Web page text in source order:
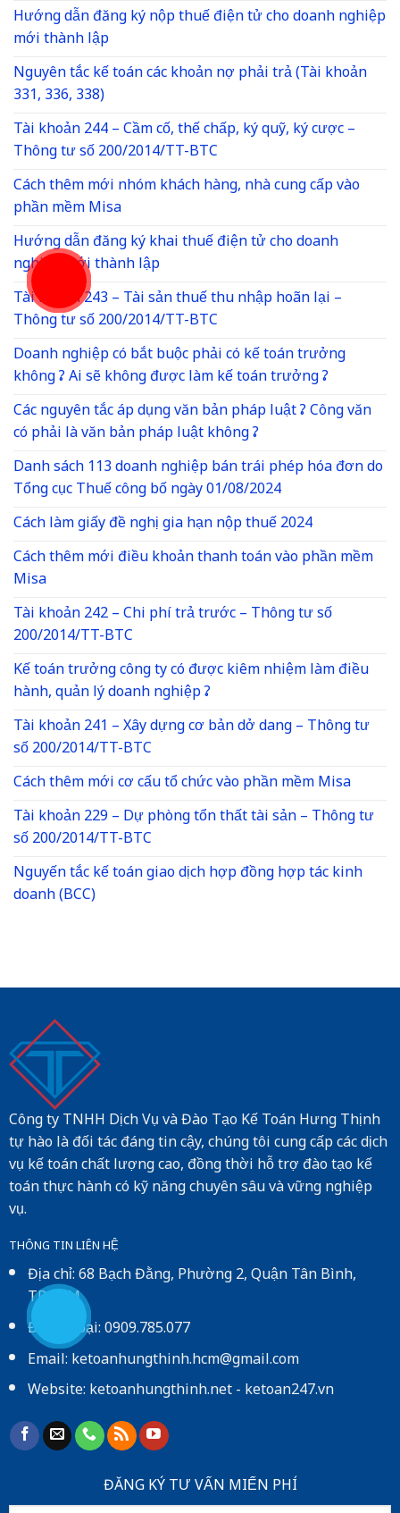
Hướng dẫn đăng ký nộp thuế điện tử cho doanh nghiệp
mới thành lập
Nguyên tắc kế toán các khoản nợ phải trả (Tài khoản
331, 336, 338)
Tài khoản 244 – Cầm cố, thế chấp, ký quỹ, ký cược –
Thông tư số 200/2014/TT-BTC
Cách thêm mới nhóm khách hàng, nhà cung cấp vào
phần mềm Misa
Hướng dẫn đăng ký khai thuế điện tử cho doanh
nghiệp mới thành lập
Tài khoản 243 – Tài sản thuế thu nhập hoãn lại –
Thông tư số 200/2014/TT-BTC
Doanh nghiệp có bắt buộc phải có kế toán trưởng
không ? Ai sẽ không được làm kế toán trưởng ?
Các nguyên tắc áp dụng văn bản pháp luật ? Công văn
có phải là văn bản pháp luật không ?
Danh sách 113 doanh nghiệp bán trái phép hóa đơn do
Tổng cục Thuế công bố ngày 01/08/2024
Cách làm giấy đề nghị gia hạn nộp thuế 2024
Cách thêm mới điều khoản thanh toán vào phần mềm
Misa
Tài khoản 242 – Chi phí trả trước – Thông tư số
200/2014/TT-BTC
Kế toán trưởng công ty có được kiêm nhiệm làm điều
hành, quản lý doanh nghiệp ?
Tài khoản 241 – Xây dựng cơ bản dở dang – Thông tư
số 200/2014/TT-BTC
Cách thêm mới cơ cấu tổ chức vào phần mềm Misa
Tài khoản 229 – Dự phòng tổn thất tài sản – Thông tư
số 200/2014/TT-BTC
Nguyến tắc kế toán giao dịch hợp đồng hợp tác kinh
doanh (BCC)
Công ty TNHH Dịch Vụ và Đào Tạo Kế Toán Hưng Thịnh
tự hào là đối tác đáng tin cậy, chúng tôi cung cấp các dịch
vụ kế toán chất lượng cao, đồng thời hỗ trợ đào tạo kế
toán thực hành có kỹ năng chuyên sâu và vững nghiệp
vụ.
THÔNG TIN LIÊN HỆ
Địa chỉ: 68 Bạch Đằng, Phường 2, Quận Tân Bình,
TP.HCM
Điện thoại: 0909.785.077
Email: ketoanhungthinh.hcm@gmail.com
Website:ketoanhungthinh.net-ketoan247.vn
ĐĂNG KÝ TƯ VẤN MIẾN PHÍ